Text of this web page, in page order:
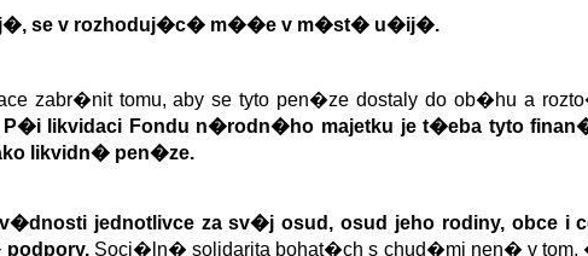
se v rozhoduj�c� m��e v m�st� u�ij�.
zabr�nit tomu, aby se tyto pen�ze dostaly do ob�hu a
P�i likvidaci Fondu n�rodn�ho majetku je t�eba tyto
likvidn� pen�ze.
jednotlivce za sv�j osud, osud jeho rodiny, obce
Soci�ln� solidarita bohat�ch s chud�mi nen� v